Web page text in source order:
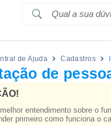
de Ajuda Cadastros
de
entendimento sobre o
primeiro como funciona o